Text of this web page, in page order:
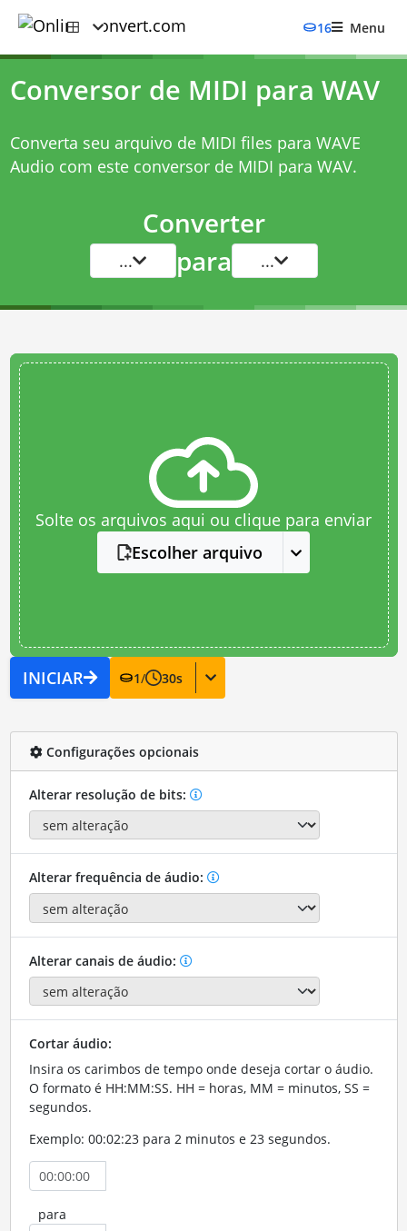
16 Menu
Conversor de MIDI para WAV
Converta seu arquivo de MIDI files para WAVE
Audio com este conversor de MIDI para WAV.
Converter
... para ...
Solte os arquivos aqui ou clique para enviar
Escolher arquivo
INICIAR 1/ 30s
Configurações opcionais
Alterar resolução de bits:
Alterar frequência de áudio:
Alterar canais de áudio:
Cortar áudio:
Insira os carimbos de tempo onde deseja cortar o áudio.
O formato é HH:MM:SS. HH = horas, MM = minutos, SS =
segundos.
Exemplo: 00:02:23 para 2 minutos e 23 segundos.
para